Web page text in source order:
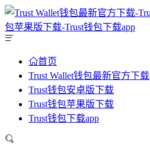
首页
Trust Wallet钱包最新官方下载
Trust钱包安卓版下载
Trust钱包苹果版下载
Trust钱包下载app